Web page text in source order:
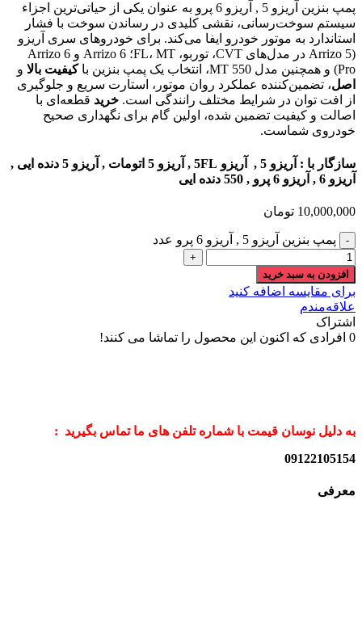
پمپ بنزین آریزو 5 , آریزو 6 پرو به عنوان یکی از حیاتی‌ترین اجزاء
سیستم سوخت‌رسانی، نقشی کلیدی در رساندن سوخت با فشار
استاندارد به موتور خودرو ایفا می‌کند. برای خودروهای سری آریزو
(Arrizo 5 در مدل‌های CVT، توربو، FL، MT؛ Arrizo 6 و Arrizo 6
Pro) و همچنین مدل 550 MT، انتخاب یک پمپ بنزین با
کیفیت بالا و
اصل، تضمین‌کننده عملکرد روان موتور، استارت سریع و جلوگیری
از افت توان در شرایط مختلف رانندگی است. خرید قطعه‌ای با
اصالت و کیفیت تضمین شده، اولین گام برای نگهداری صحیح
خودروی شماست.
سازگار با : آریزو 5 , آریزو 5FL , آریزو 5 اتومات , آریزو 5 دنده ایی ,
آریزو 6 , آریزو 6 پرو , 550 دنده ایی
10,000,000 تومان
پمپ بنزین آریزو 5 , آریزو 6 پرو عدد
افزودن به سبد خرید
برای مقایسه اضافه کنید
علاقه‌مندم
اشتراک
0 افرادی که اکنون این محصول را تماشا می کنند!
به دلیل نوسان قیمت با شماره تلفن های ما تماس بگیرید :
09122105154
معرفی